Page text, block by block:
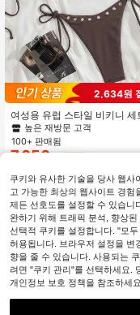
2,634원
여성용 유럽 스타일 비키니 세
해변 여름 브라운
높은 재방문 고객
100+ 판매됨
7,656
쿠키와 유사한 기술을 당사 웹사
고 가능한 최상의 웹사이트 경험
제든 선호도를 설정할 수 있습니
완하기 위해 트래픽 분석, 향상
선택적 쿠키를 설정합니다. "모
허용됩니다. 브라우저 설정을 변
향을 줄 수 있습니다. 사용되는
려면 "쿠키 관리"를 선택하세요.
개인정보 보호 정책을 참조하세요.